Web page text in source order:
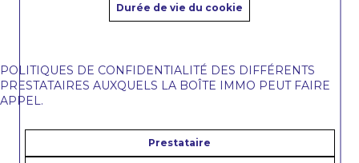
Durée de vie du cookie
POLITIQUES DE CONFIDENTIALITÉ DES DIFFÉRENTS
PRESTATAIRES AUXQUELS LA BOÎTE IMMO PEUT FAIRE
APPEL.
Prestataire